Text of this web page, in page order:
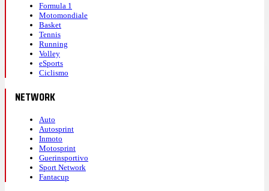
Formula 1
Motomondiale
Basket
Tennis
Running
Volley
eSports
Ciclismo
NETWORK
Auto
Autosprint
Inmoto
Motosprint
Guerinsportivo
Sport Network
Fantacup